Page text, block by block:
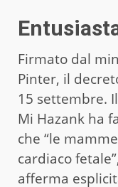
Firmato dal
Pinter, il
15 settembre.
Mi Hazank ha
che “le
cardiaco
afferma